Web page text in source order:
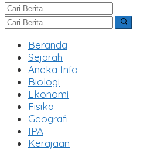
Beranda
Sejarah
Aneka Info
Biologi
Ekonomi
Fisika
Geografi
IPA
Kerajaan